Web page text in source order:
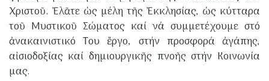
Χριστοῦ. Ἐλᾶτε ὡς μέλη τῆς Ἐκκλησίας, ὡς κύτταρα
τοῦ Μυστικοῦ Σώματος καί νά συμμετέχουμε στό
ἀνακαινιστικό Του ἔργο, στήν προσφορά ἀγάπης,
αἰσιοδοξίας καί δημιουργικῆς πνοῆς στήν Κοινωνία
μας.